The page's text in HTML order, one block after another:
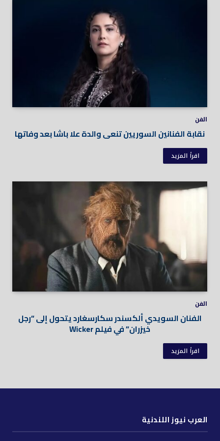
الفن
نقابة الفنانين السوريين تنعى والدة علا باشا بعد وفاتها
اقرأ المزيد
الفن
الفنان السويدي ألكسندر سكارسغارد يتحول إلى “رجل
خيزران” في فيلم Wicker
اقرأ المزيد
العرب نيوز اللندنية